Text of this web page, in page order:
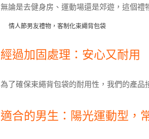
無論是去健身房、運動場還是郊遊，這個禮
經過加固處理：安心又耐用
為了確保束繩背包袋的耐用性，我們的產品
適合的男生：陽光運動型，